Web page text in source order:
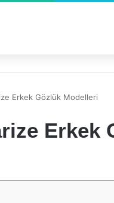
Erkek Gözlük Modelleri
Erkek